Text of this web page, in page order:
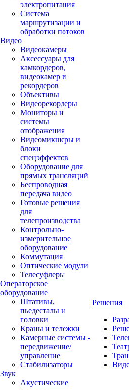
электропитания
Система
маршрутизации и
обработки потоков
Видео
Видеокамеры
Аксессуары для
камкордеров,
видеокамер и
рекордеров
Объективы
Видеорекордеры
Мониторы и
системы
отображения
Видеомикшеры и
блоки
спецэффектов
Оборудование для
прямых трансляций
Беспроводная
передача видео
Готовые решения
для
телепроизводства
Контрольно-
измерительное
оборудование
Коммутация
Оптические модули
Телесуфлеры
Операторское
оборудование
Штативы,
пьедесталы и
головки
Краны и тележки
Камерные системы -
передвижение/
управление
Стабилизаторы
Звук
Акустические
Решения